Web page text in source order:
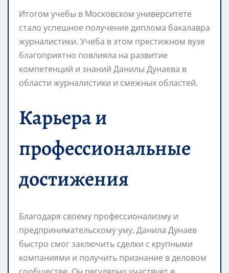
Итогом учебы в Московском университете
стало успешное получение диплома бакалавра
журналистики. Учеба в этом престижном вузе
благоприятно повлияла на развитие
компетенций и знаний Данилы Дунаева в
области журналистики и смежных областей.
Карьера и
профессиональные
достижения
Благодаря своему профессионализму и
предпринимательскому уму, Данила Дунаев
быстро смог заключить сделки с крупными
компаниями и получить признание в деловом